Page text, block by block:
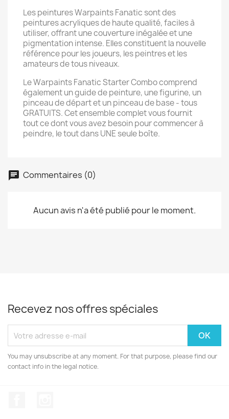
Les peintures Warpaints Fanatic sont des
peintures acryliques de haute qualité, faciles à
utiliser, offrant une couverture inégalée et une
pigmentation intense. Elles constituent la nouvelle
référence pour les joueurs, les peintres et les
amateurs de tous niveaux.
Le Warpaints Fanatic Starter Combo comprend
également un guide de peinture, une figurine, un
pinceau de départ et un pinceau de base - tous
GRATUITS. Cet ensemble complet vous fournit
tout ce dont vous avez besoin pour commencer à
peindre, le tout dans UNE seule boîte.
Commentaires (0)
Aucun avis n'a été publié pour le moment.
Recevez nos offres spéciales
You may unsubscribe at any moment. For that purpose, please find our
contact info in the legal notice.